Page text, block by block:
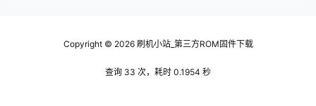
Copyright © 2026刷机小站_第三方ROM固件下载
查询 33 次，耗时 0.1954 秒